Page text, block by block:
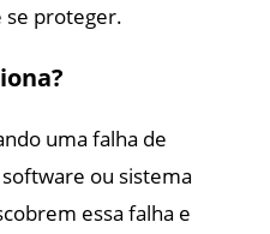
se proteger.
uma falha de
ou sistema
essa falha e